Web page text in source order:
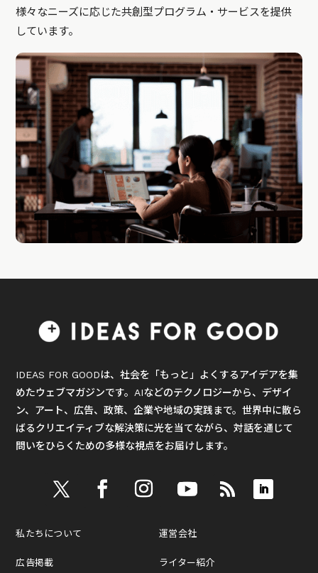
様々なニーズに応じた共創型プログラム・サービスを提供
しています。
IDEAS FOR GOODは、社会を「もっと」よくするアイデアを集
めたウェブマガジンです。AIなどのテクノロジーから、デザイ
ン、アート、広告、政策、企業や地域の実践まで。世界中に散ら
ばるクリエイティブな解決策に光を当てながら、対話を通じて
問いをひらくための多様な視点をお届けします。
私たちについて
広告掲載
運営会社
ライター紹介